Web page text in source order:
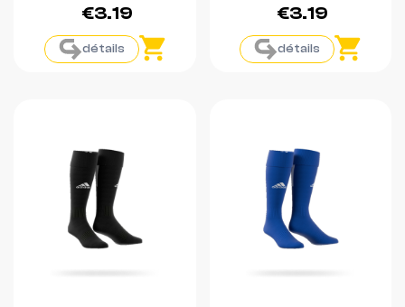
€3.19
détails
€3.19
détails